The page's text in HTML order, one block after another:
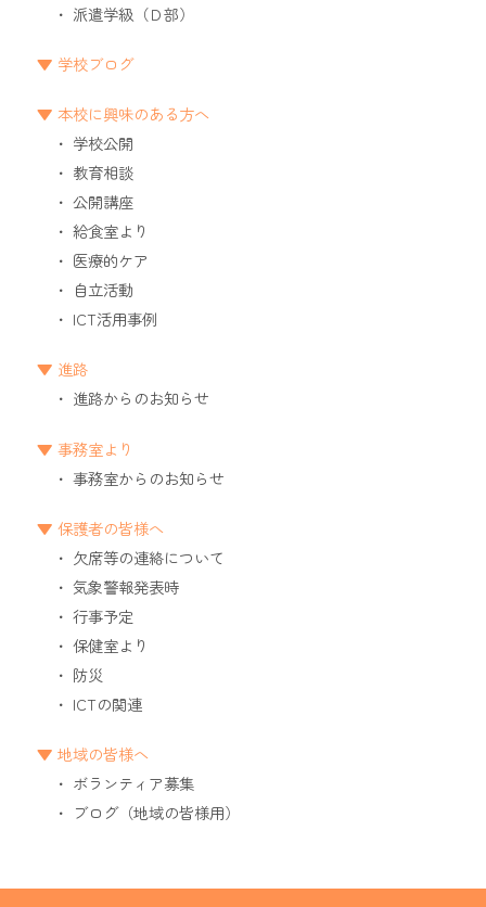
派遣学級（Ｄ部）
学校ブログ
本校に興味のある方へ
学校公開
教育相談
公開講座
給食室より
医療的ケア
自立活動
ICT活用事例
進路
進路からのお知らせ
事務室より
事務室からのお知らせ
保護者の皆様へ
欠席等の連絡について
気象警報発表時
行事予定
保健室より
防災
ICTの関連
地域の皆様へ
ボランティア募集
ブログ（地域の皆様用）